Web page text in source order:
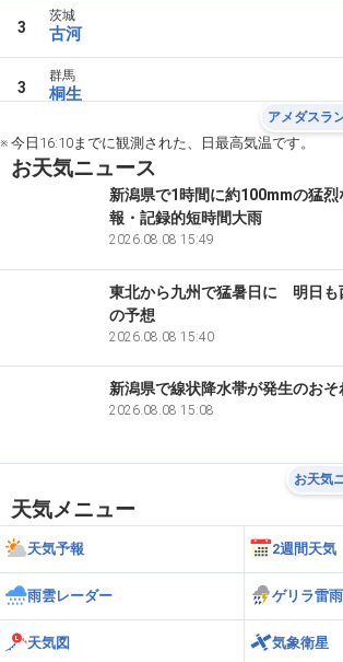
3
茨城
古河
3
群馬
桐生
アメダスラ
※ 今日16:10までに観測された、日最高気温です。
お天気ニュース
新潟県で1時間に約100mmの猛
報・記録的短時間大雨
2026.08.08 15:49
東北から九州で猛暑日に 明日も
の予想
2026.08.08 15:40
新潟県で線状降水帯が発生のお
2026.08.08 15:08
お天気
天気メニュー
天気予報 2週間天気
雨雲レーダー ゲリラ雷
天気図 気象衛星